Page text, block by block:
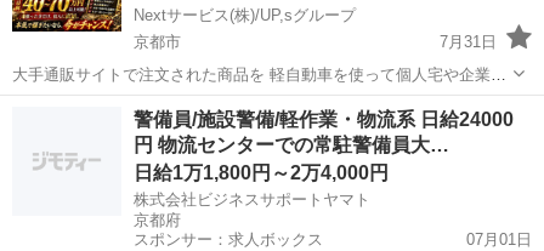
Nextサービス(株)/UP,sグループ
京都市
7月31日
大手通販サイトで注文された商品を 軽自動車を使って個人宅や企業様
へ お届けする軽配送業務です！ 配送物は小さくて軽いモノがほとんど
なので シニアや女性ドライバーもラクラク⭐︎ 必要なのは普通免許だ
け！ATのみもOK！ 車...
京都市 ドライバー ロイヤリティ
警備員/施設警備/軽作業・物流系 日給24000
円 物流センターでの常駐警備員大…
日給1万1,800円～2万4,000円
株式会社ビジネスサポートヤマト
京都府
スポンサー：求人ボックス
07月01日